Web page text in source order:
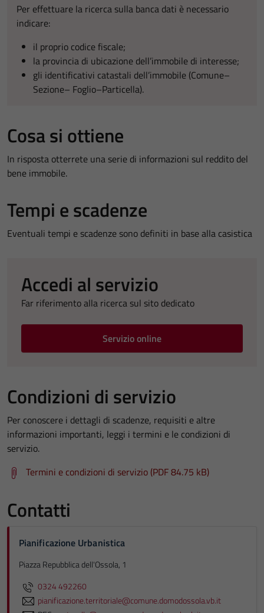
Per effettuare la ricerca sulla banca dati è necessario
indicare:
il proprio codice fiscale;
la provincia di ubicazione dell’immobile di interesse;
gli identificativi catastali dell’immobile (Comune–
Sezione– Foglio–Particella).
Cosa si ottiene
In risposta otterrete una serie di informazioni sul reddito del
bene immobile.
Tempi e scadenze
Eventuali tempi e scadenze sono definiti in base alla casistica
Accedi al servizio
Far riferimento alla ricerca sul sito dedicato
Servizio online
Condizioni di servizio
Per conoscere i dettagli di scadenze, requisiti e altre
informazioni importanti, leggi i termini e le condizioni di
servizio.
Termini e condizioni di servizio (PDF 84.75 kB)
Contatti
Pianificazione Urbanistica
Piazza Repubblica dell'Ossola, 1
0324 492260
pianificazione.territoriale@comune.domodossola.vb.it